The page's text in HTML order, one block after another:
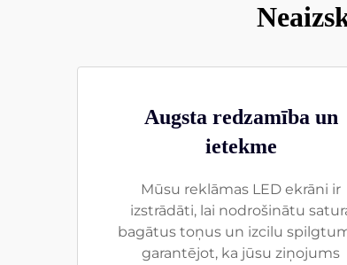
Augsta redzamība un
ietekme
Mūsu reklāmas LED ekrāni ir
izstrādāti, lai nodrošinātu
bagātus toņus un izcilu
garantējot, ka jūsu ziņojums